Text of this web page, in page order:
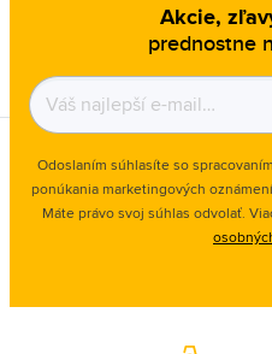
Akcie,
prednostne
Odoslaním súhlasíte so
ponúkania marketingových
Máte právo svoj súhlas odvolať.